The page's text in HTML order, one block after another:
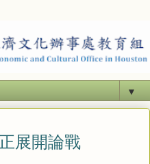
▼
展開論戰